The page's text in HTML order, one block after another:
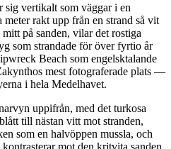
sig vertikalt som väggar i en
rakt upp från en strand så vit
på sanden, vilar det rostiga
som strandade för över fyrtio år
Beach som engelsktalande
mest fotograferade plats —
i hela Medelhavet.
uppifrån, med det turkosa
till nästan vitt mot stranden,
som en halvöppen mussla, och
mot den kritvita sanden.